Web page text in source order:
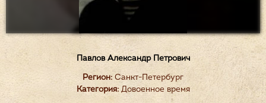
Павлов Александр Петрович
Регион: Санкт-Петербург
Категория:Довоенное время